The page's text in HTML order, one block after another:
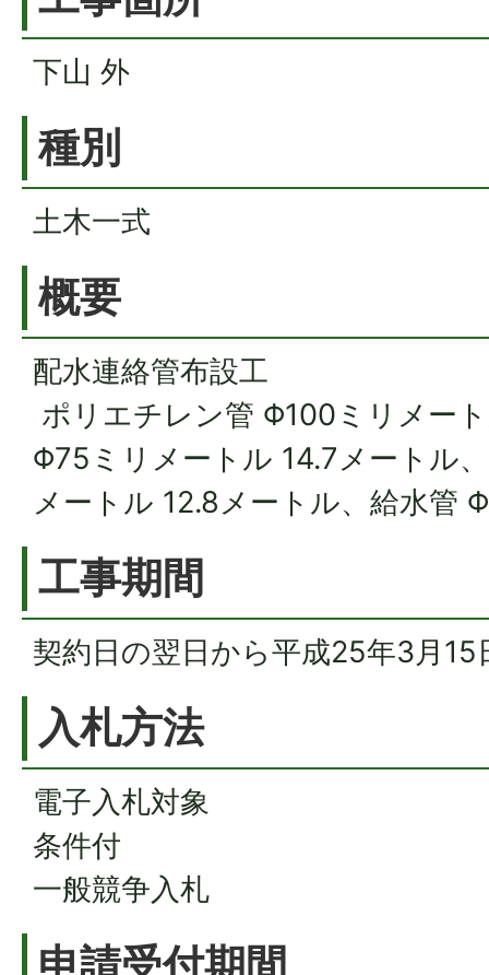
下山 外
種別
土木一式
概要
配水連絡管布設工
ポリエチレン管 Φ100ミリメー
Φ75ミリメートル 14.7メートル
メートル 12.8メートル、給水管
工事期間
契約日の翌日から平成25年3月15
入札方法
電子入札対象
条件付
一般競争入札
申請受付期間